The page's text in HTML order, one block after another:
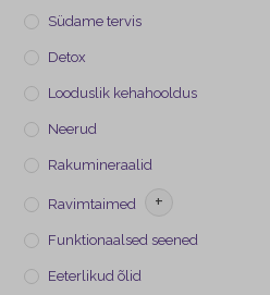
Südame tervis
Detox
Looduslik kehahooldus
Neerud
Rakumineraalid
Ravimtaimed +
Funktionaalsed seened
Eeterlikud õlid